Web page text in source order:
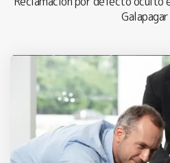
Galapagar